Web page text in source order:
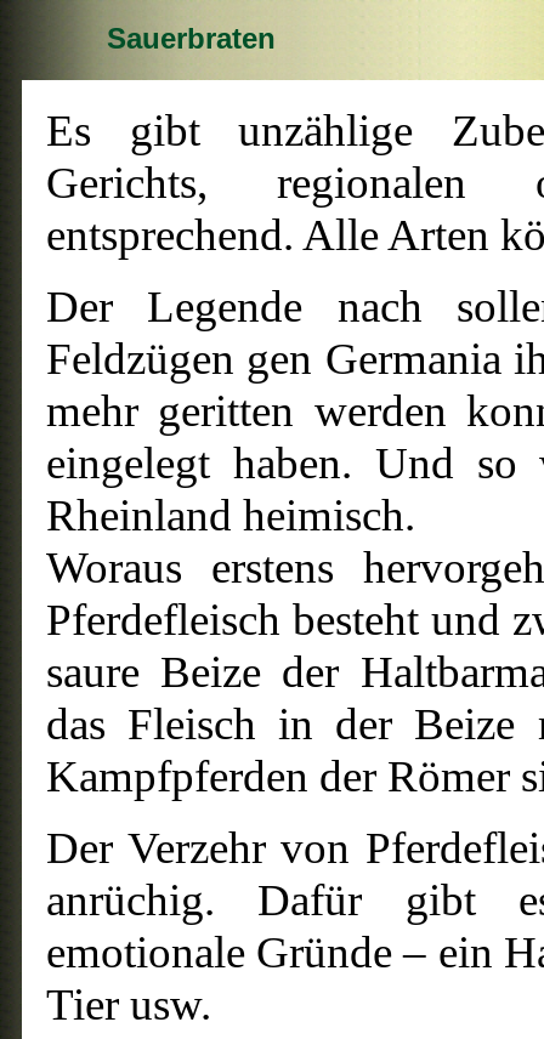
Sauerbraten
Es gibt unzählige
Gerichts, regionalen
entsprechend. Alle Arten
Der Legende nach
Feldzügen gen Germania
mehr geritten werden
eingelegt haben. Und so
Rheinland heimisch.
Woraus erstens
Pferdefleisch besteht und
saure Beize der
das Fleisch in der Beize
Kampfpferden der Römer
Der Verzehr von
anrüchig. Dafür gibt es
emotionale Gründe – ein
Tier usw.